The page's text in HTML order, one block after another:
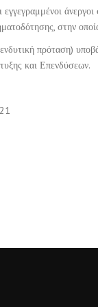
εγγεγραμμένοι
στην
πρόταση)
και Επενδύσεων.